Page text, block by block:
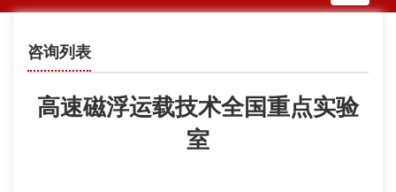
咨询列表
高速磁浮运载技术全国重点实验
室